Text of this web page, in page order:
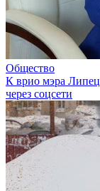
Общество
К врио мэра
через соцсети